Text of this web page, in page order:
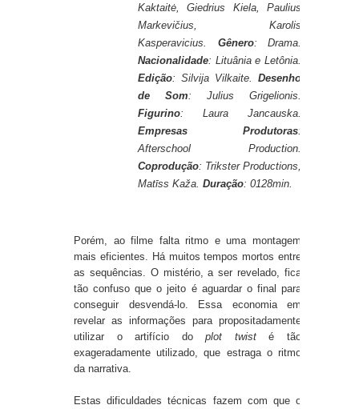
Kaktaitė, Giedrius Kiela, Paulius
Markevičius, Karolis
Kasperavicius. Gênero: Drama.
Nacionalidade: Lituânia e Letônia.
Edição: Silvija Vilkaite. Desenho
de Som: Julius Grigelionis.
Figurino: Laura Jancauska.
Empresas Produtoras:
Afterschool Production.
Coprodução: Trikster Productions,
Matīss Kaža. Duração: 0128min.
Porém, ao filme falta ritmo e uma montagem
mais eficientes. Há muitos tempos mortos entre
as sequências. O mistério, a ser revelado, fica
tão confuso que o jeito é aguardar o final para
conseguir desvendá-lo. Essa economia em
revelar as informações para propositadamente
utilizar o artifício doplot twisté tão
exageradamente utilizado, que estraga o ritmo
da narrativa.
Estas dificuldades técnicas fazem com que o